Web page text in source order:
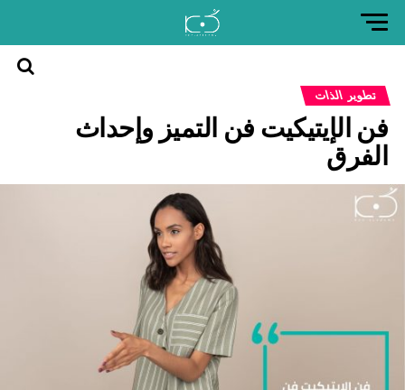
تطوير الذات
فن الإيتيكيت فن التميز وإحداث
الفرق